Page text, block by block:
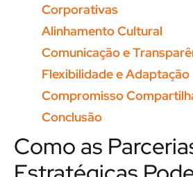
Corporativas
Alinhamento Cultural
Comunicação e
Flexibilidade e Adaptação
Compromisso
Conclusão
Como as